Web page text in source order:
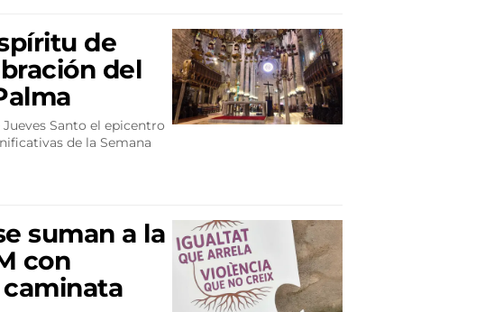
de
del
Santo el epicentro
de la Semana
suman a la
con